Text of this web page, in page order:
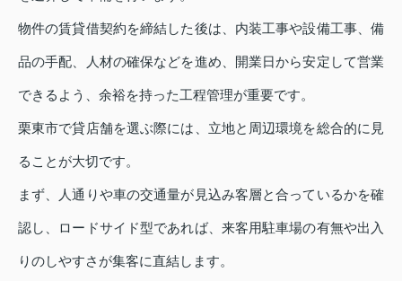
物件の賃貸借契約を締結した後は、内装工事や設備工事、備
品の手配、人材の確保などを進め、開業日から安定して営業
できるよう、余裕を持った工程管理が重要です。
栗東市で貸店舗を選ぶ際には、立地と周辺環境を総合的に見
ることが大切です。
まず、人通りや車の交通量が見込み客層と合っているかを確
認し、ロードサイド型であれば、来客用駐車場の有無や出入
りのしやすさが集客に直結します。